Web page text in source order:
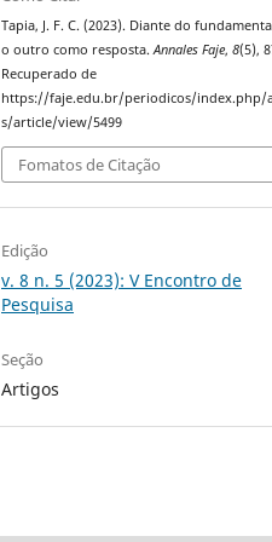
Tapia, J. F. C. (2023). Diante do
o outro como resposta.Annales Faje,8(5),
Recuperado de
https://faje.edu.br/periodicos/index.php/
s/article/view/5499
Fomatos de Citação
Edição
v. 8 n. 5 (2023): V Encontro de
Pesquisa
Seção
Artigos